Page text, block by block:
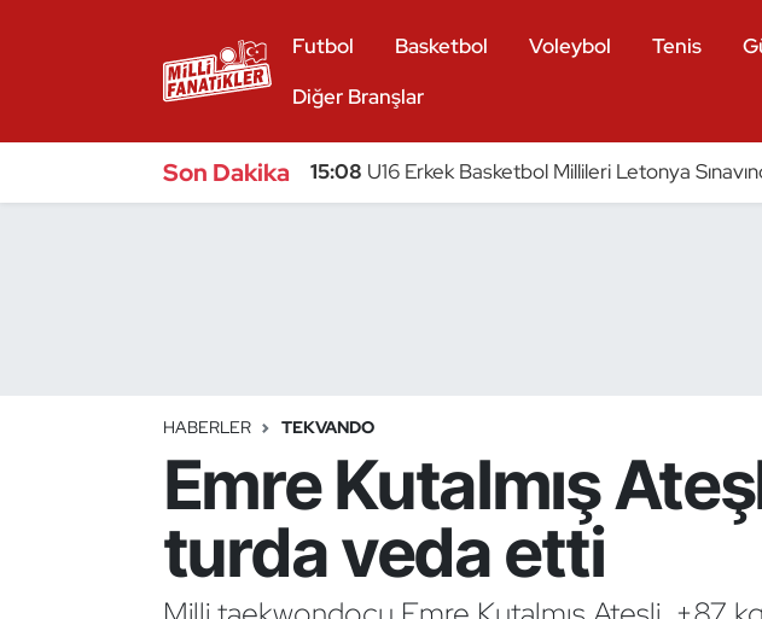
Futbol Basketbol Voleybol Tenis
Diğer Branşlar
Son Dakika 15:08 U16 Erkek Basketbol Millileri Letonya
HABERLER TEKVANDO
Emre Kutalmış
turda veda etti
Bocce Bowling Dart